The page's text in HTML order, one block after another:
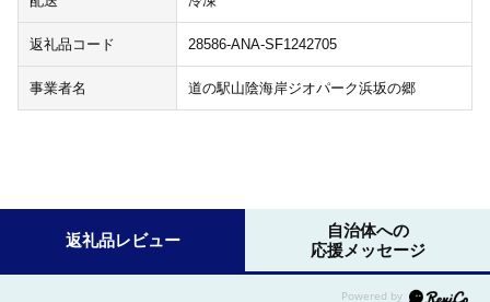
返礼品コード 28586-ANA-SF1242705
事業者名 道の駅山陰海岸ジオパーク浜坂の郷
返礼品レビュー
自治体への
応援メッセージ